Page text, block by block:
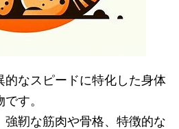
的なスピードに特化した身体
す。
靭な筋肉や骨格、特徴的な